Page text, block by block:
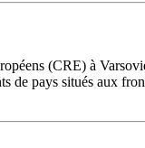
(CRE) à
de pays situés aux